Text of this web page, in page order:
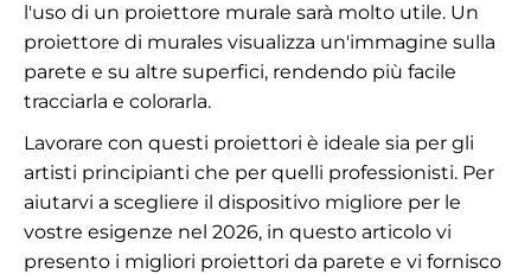
l'uso di un proiettore murale sarà molto utile. Un
proiettore di murales visualizza un'immagine sulla
parete e su altre superfici, rendendo più facile
tracciarla e colorarla.
Lavorare con questi proiettori è ideale sia per gli
artisti principianti che per quelli professionisti. Per
aiutarvi a scegliere il dispositivo migliore per le
vostre esigenze nel 2026, in questo articolo vi
presento i migliori proiettori da parete e vi fornisco